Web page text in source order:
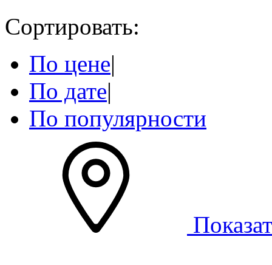
Сортировать:
По цене|
По дате|
По популярности